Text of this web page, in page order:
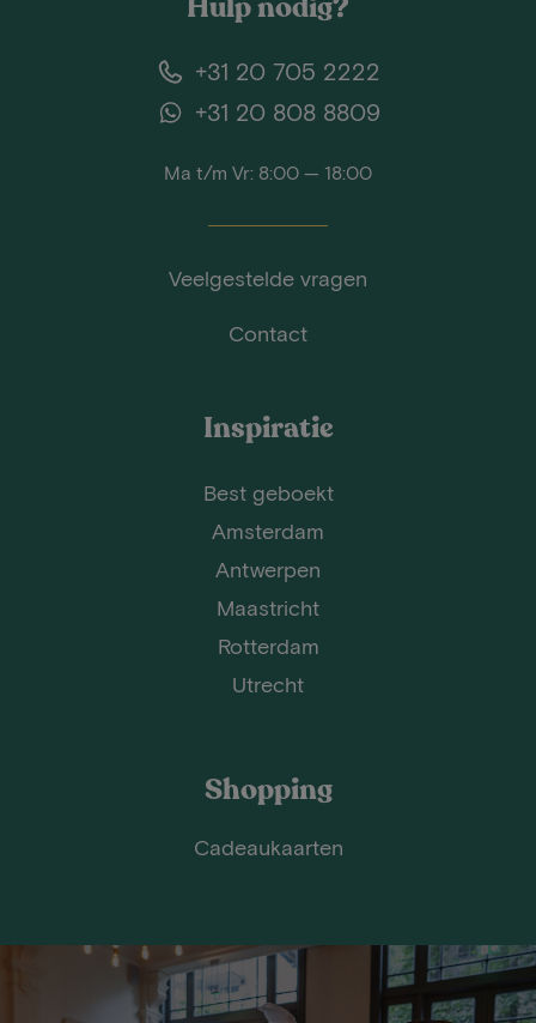
Hulp nodig?
+31 20 705 2222
+31 20 808 8809
Ma t/m Vr: 8:00 — 18:00
Veelgestelde vragen
Contact
Inspiratie
Best geboekt
Amsterdam
Antwerpen
Maastricht
Rotterdam
Utrecht
Shopping
Cadeaukaarten